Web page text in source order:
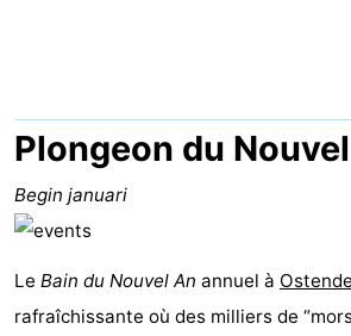
Last
minutes
Plages
Voir
Plongeon du
Begin januari
Le Bain du Nouvel An annuel à Ostende
rafraîchissante où des milliers de